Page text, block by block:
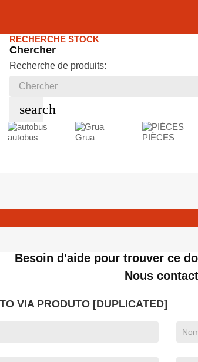
RECHERCHE STOCK
Chercher
Recherche de produits:
search
autobus
Grua PIÈCES
Besoin d'aide pour trouver ce
Nous
VIA PRODUTO [DUPLICATED]